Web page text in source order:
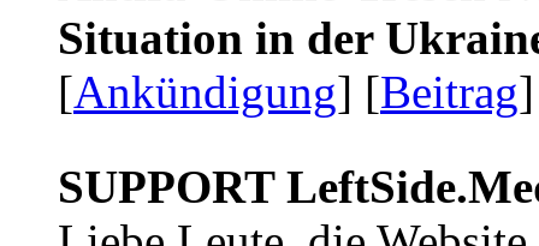
Situation in der
[Ankündigung] [Beitrag
SUPPORT